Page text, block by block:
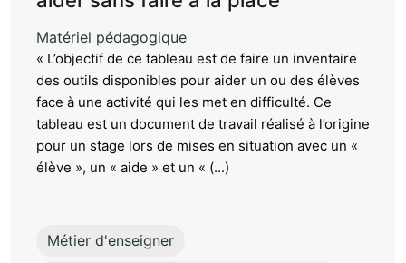
Matériel pédagogique
« L’objectif de ce tableau est de faire un inventaire
des outils disponibles pour aider un ou des élèves
face à une activité qui les met en difficulté. Ce
tableau est un document de travail réalisé à l’origine
pour un stage lors de mises en situation avec un «
élève », un « aide » et un « (...)
Métier d'enseigner